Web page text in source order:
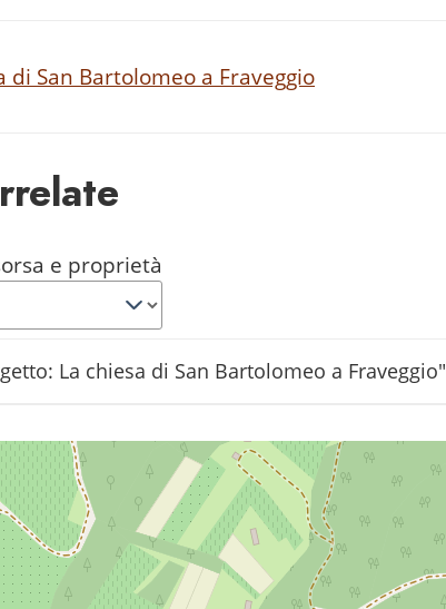
di San Bartolomeo a Fraveggio
e proprietà
La chiesa di San Bartolomeo a Fraveggio"
- interno